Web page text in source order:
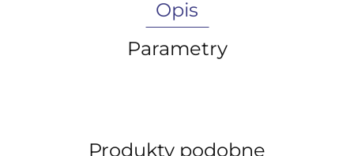
Opis
Parametry
Produkty podobne